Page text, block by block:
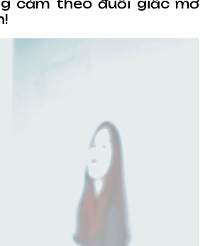
cảm theo đuổi giấc mơ